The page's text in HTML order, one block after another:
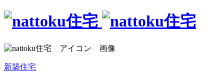
新築住宅